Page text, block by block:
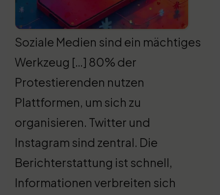
Soziale Medien sind ein mächtiges
Werkzeug […] 80% der
Protestierenden nutzen
Plattformen, um sich zu
organisieren. Twitter und
Instagram sind zentral. Die
Berichterstattung ist schnell,
Informationen verbreiten sich